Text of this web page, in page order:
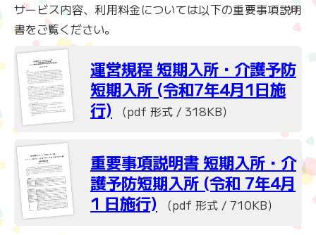
サービス内容、利用料金については以下の重要事項説明
書をご覧ください。
運営規程 短期入所・介護予防
短期入所 (令和7年4月1日施
行) （pdf 形式 / 318KB）
重要事項説明書 短期入所・介
護予防短期入所 (令和 7年4月
1 日施行) （pdf 形式 / 710KB）